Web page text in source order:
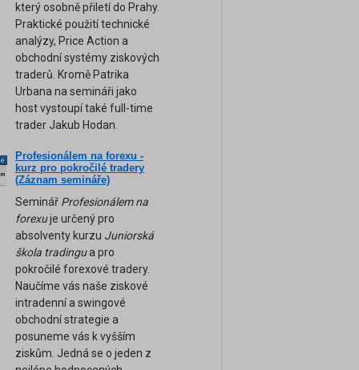
který osobně přiletí do Prahy.
Praktické použití technické
analýzy, Price Action a
obchodní systémy ziskových
traderů. Kromě Patrika
Urbana na semináři jako
host vystoupí také full-time
trader Jakub Hodan.
Profesionálem na forexu -
kurz pro pokročilé tradery
(Záznam semináře)
Seminář Profesionálem na
forexuje určený pro
absolventy kurzu Juniorská
škola tradingua pro
pokročilé forexové tradery.
Naučíme vás naše ziskové
intradenní a swingové
obchodní strategie a
posuneme vás k vyšším
ziskům. Jedná se o jeden z